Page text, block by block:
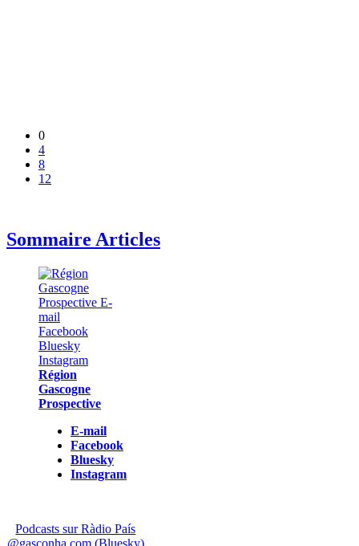
0
4
8
12
Sommaire Articles
Région
Gascogne
Prospective
E-mail
Facebook
Bluesky
Instagram
Podcasts sur Ràdio País